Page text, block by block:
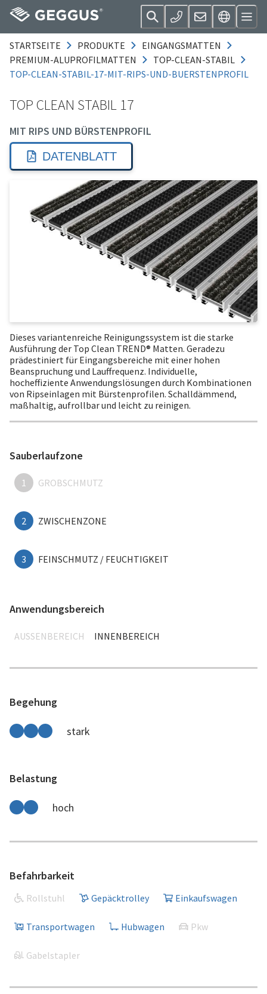
STARTSEITE PRODUKTE
EINGANGSMATTEN
PREMIUM-ALUPROFILMATTEN
TOP-CLEAN-STABIL
TOP-CLEAN-STABIL-17-MIT-RIPS-UND-BUERSTENPROFIL
TOP CLEAN STABIL 17
MIT RIPS UND BÜRSTENPROFIL
DATENBLATT
Dieses variantenreiche Reinigungssystem ist die starke
Ausführung der Top Clean TREND® Matten. Geradezu
prädestiniert für Eingangsbereiche mit einer hohen
Beanspruchung und Lauffrequenz. Individuelle,
hocheffiziente Anwendungslösungen durch Kombinationen
von Ripseinlagen mit Bürstenprofilen. Schalldämmend,
maßhaltig, aufrollbar und leicht zu reinigen.
Sauberlaufzone
1 GROBSCHMUTZ
2 ZWISCHENZONE
3 FEINSCHMUTZ / FEUCHTIGKEIT
Anwendungsbereich
AUSSENBEREICH INNENBEREICH
Begehung
stark
Belastung
hoch
Befahrbarkeit
Rollstuhl Gepäcktrolley Einkaufswagen
Transportwagen Hubwagen Pkw
Gabelstapler